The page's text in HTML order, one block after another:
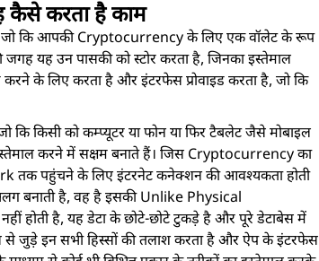
करता है काम
कि आपकी Cryptocurrency के लिए एक वॉलेट के रूप
यह उन पासकी को स्टोर करता है, जिनका इस्तेमाल
के लिए करता है और इंटरफेस प्रोवाइड करता है, जो कि
किसी को कम्प्यूटर या फोन या फिर टैबलेट जैसे मोबाइल
करने में सक्षम बनाते हैं। जिस Cryptocurrency का
तक पहुंचने के लिए इंटरनेट कनेक्शन की आवश्यकता होती
बनाती है, वह है इसकी Unlike Physical
होती है, यह डेटा के छोटे-छोटे टुकड़े है और पूरे डेटाबेस में
से जुड़े इन सभी हिस्सों की तलाश करता है और ऐप के इंटरफेस